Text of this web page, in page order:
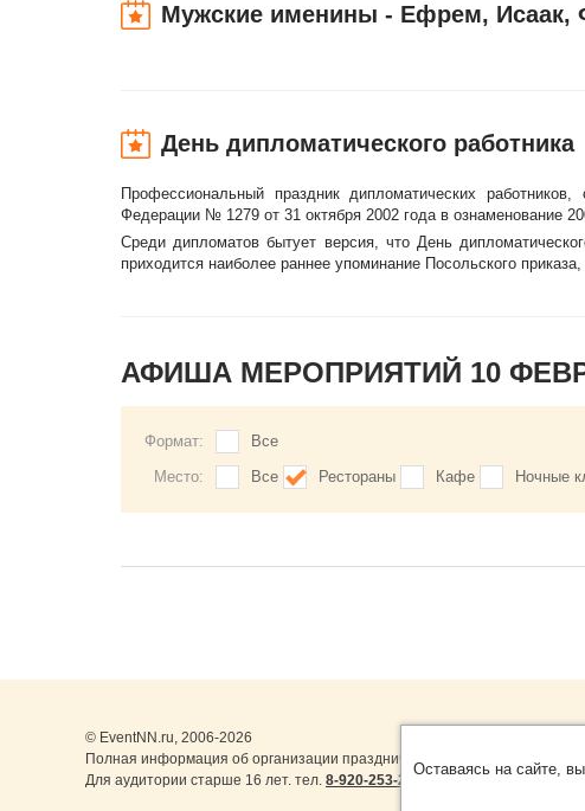
Мужские именины - Ефрем, Исаак,
День дипломатического работника
Профессиональный праздник дипломатических
Федерации № 1279 от 31 октября 2002 года в ознаменование
Среди дипломатов бытует версия, что День
приходится наиболее раннее упоминание Посольского
АФИША МЕРОПРИЯТИЙ 10
Формат:
Все
Место:
Все Рестораны Кафе Ночные
© EventNN.ru, 2006-2026
Полная информация об организации праздничных мероприятий в Кирове.
Для аудитории старше 16 лет. тел. 8-920-253-22-14
Оставаясь на сайте,